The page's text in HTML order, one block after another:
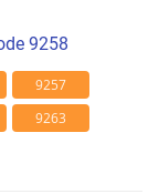
9258
9257
9263